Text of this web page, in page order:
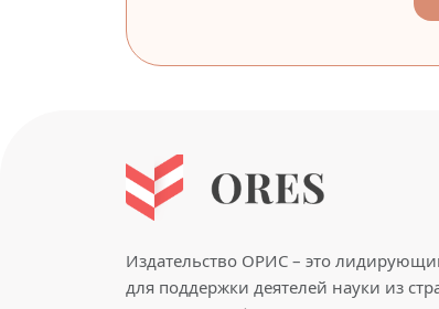
Издательство ОРИС – это
для поддержки деятелей науки из